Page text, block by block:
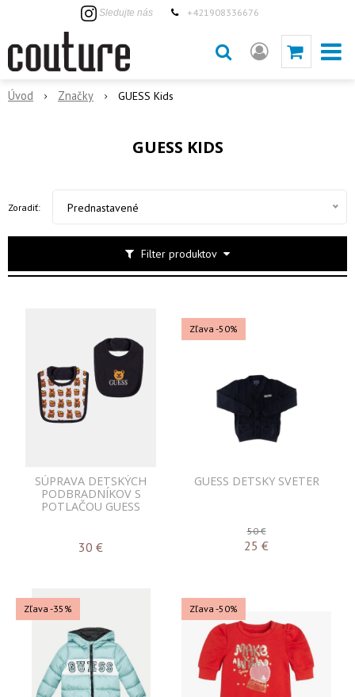
Sledujte nás +421908336676
Úvod Značky GUESS Kids
GUESS KIDS
Filter produktov
Zoradiť: Prednastavené
SÚPRAVA DETSKÝCH
PODBRADNÍKOV S
POTLAČOU GUESS
30 €
Zľava -50%
GUESS DETSKY SVETER
50 €
25 €
Zľava -35% Zľava -50%